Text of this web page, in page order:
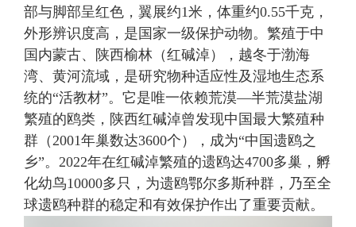
部与脚部呈红色，翼展约1米，体重约0.55千克 ，
外形辨识度高 ， 是国家一级保护动物。 繁殖于中
国内蒙古、陕西榆林（红碱淖），越冬于渤海
湾、黄河流域 ， 是研究物种适应性及湿地生态系
统的“活教材”。 它是唯一依赖荒漠—半荒漠盐湖
繁殖的鸥类 ， 陕西红碱淖曾发现中国最大繁殖种
群（2001年巢数达3600个） ， 成为“中国遗鸥之
乡”。2022年在红碱淖繁殖的遗鸥达4700多巢，孵
化幼鸟10000多只，为遗鸥鄂尔多斯种群，乃至全
球遗鸥种群的稳定和有效保护作出了重要贡献。